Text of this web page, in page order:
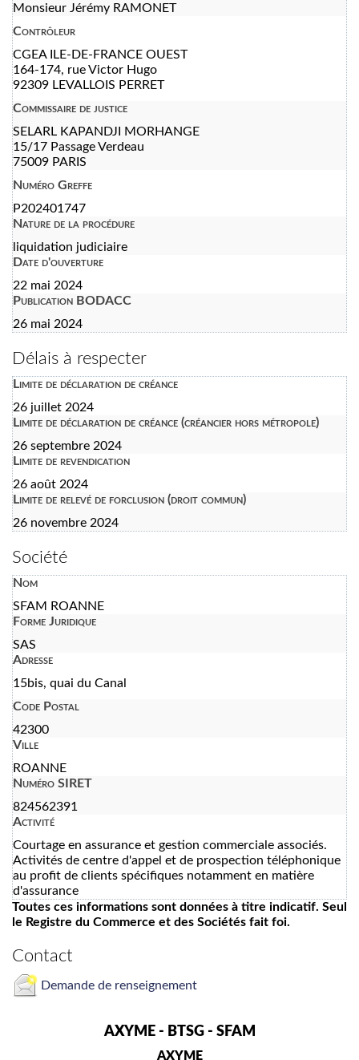
Monsieur Jérémy RAMONET
Contrôleur
CGEA ILE-DE-FRANCE OUEST
164-174, rue Victor Hugo
92309 LEVALLOIS PERRET
Commissaire de justice
SELARL KAPANDJI MORHANGE
15/17 Passage Verdeau
75009 PARIS
Numéro Greffe
P202401747
Nature de la procédure
liquidation judiciaire
Date d'ouverture
22 mai 2024
Publication BODACC
26 mai 2024
Délais à respecter
Limite de déclaration de créance
26 juillet 2024
Limite de déclaration de créance (créancier hors métropole)
26 septembre 2024
Limite de revendication
26 août 2024
Limite de relevé de forclusion (droit commun)
26 novembre 2024
Société
Nom
SFAM ROANNE
Forme Juridique
SAS
Adresse
15bis, quai du Canal
Code Postal
42300
Ville
ROANNE
Numéro SIRET
824562391
Activité
Courtage en assurance et gestion commerciale associés.
Activités de centre d'appel et de prospection téléphonique
au profit de clients spécifiques notamment en matière
d'assurance
Toutes ces informations sont données à titre indicatif. Seul
le Registre du Commerce et des Sociétés fait foi.
Contact
Demande de renseignement
AXYME - BTSG - SFAM
AXYME